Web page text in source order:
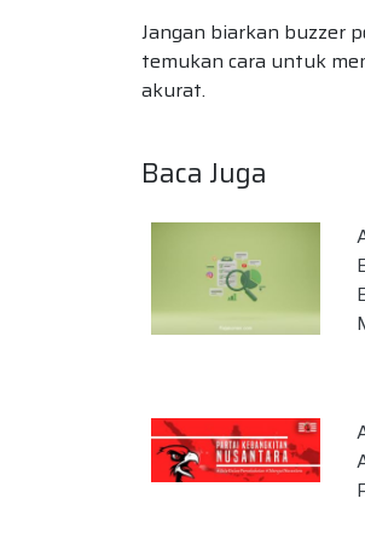
Jangan biarkan buzzer
temukan cara untuk
akurat.
Baca Juga